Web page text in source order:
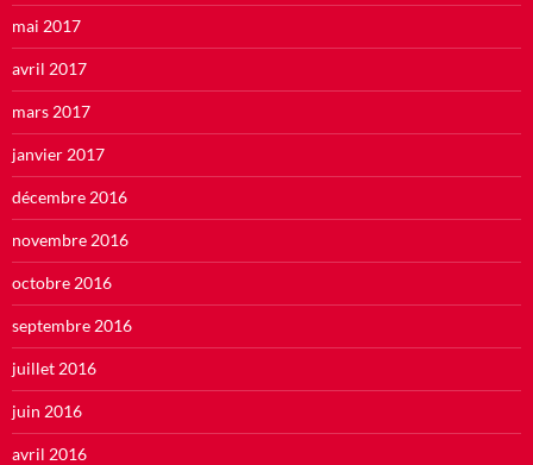
mai 2017
avril 2017
mars 2017
janvier 2017
décembre 2016
novembre 2016
octobre 2016
septembre 2016
juillet 2016
juin 2016
avril 2016